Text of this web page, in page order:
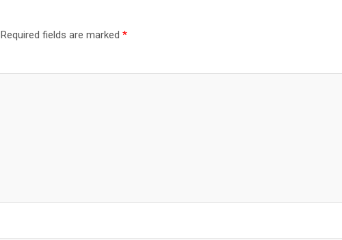
Required fields are marked *